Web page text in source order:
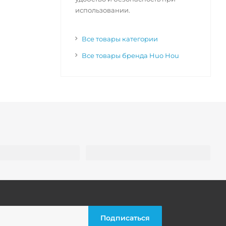
использовании.
Все товары категории
Все товары бренда Huo Hou